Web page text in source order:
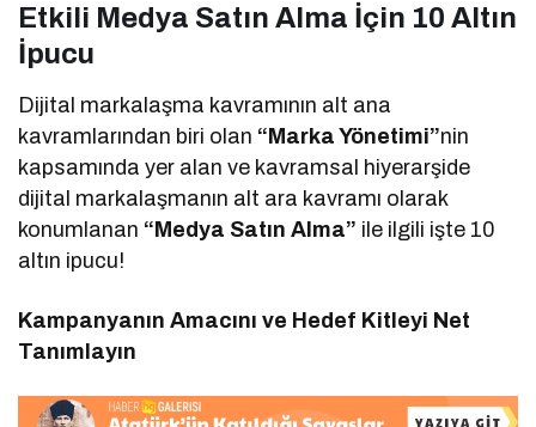
Etkili Medya Satın Alma İçin 10 Altın
İpucu
Dijital markalaşma kavramının alt ana
kavramlarından biri olan “Marka Yönetimi”nin
kapsamında yer alan ve kavramsal hiyerarşide
dijital markalaşmanın alt ara kavramı olarak
konumlanan “Medya Satın Alma” ile ilgili işte 10
altın ipucu!
Kampanyanın Amacını ve Hedef Kitleyi Net
Tanımlayın